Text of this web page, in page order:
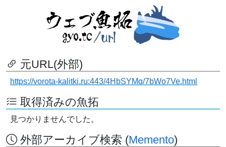
元URL(外部)
https://vorota-kalitki.ru:443/4HbSYMq/7bWo7Ve.html
取得済みの魚拓
見つかりませんでした。
外部アーカイブ検索 (Memento)